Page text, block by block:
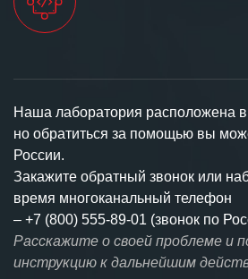
Наша лаборатория расположена в
но обратиться за помощью вы
России.
Закажите обратный звонок или
время многоканальный телефон
– +7 (800) 555-89-01 (звонок по
Расскажите о своей проблеме и
инструкцию к дальнейшим